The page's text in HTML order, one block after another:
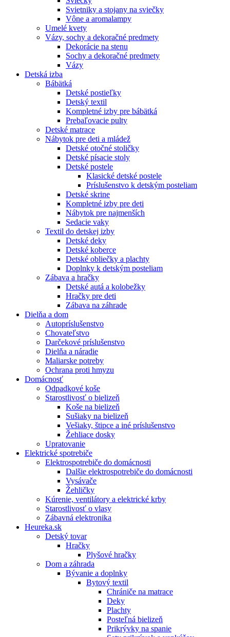
Svietniky a stojany na sviečky
Vône a aromalampy
Umelé kvety
Vázy, sochy a dekoračné predmety
Dekorácie na stenu
Sochy a dekoračné predmety
Vázy
Detská izba
Bábätká
Detské postieľky
Detský textil
Kompletné izby pre bábätká
Prebaľovacie pulty
Detské matrace
Nábytok pre deti a mládež
Detské otočné stoličky
Detské písacie stoly
Detské postele
Klasické detské postele
Príslušenstvo k detským posteliam
Detské skrine
Kompletné izby pre deti
Nábytok pre najmenších
Sedacie vaky
Textil do detskej izby
Detské deky
Detské koberce
Detské obliečky a plachty
Doplnky k detským posteliam
Zábava a hračky
Detské autá a kolobežky
Hračky pre deti
Zábava na záhrade
Dielňa a dom
Autopríslušenstvo
Chovateľstvo
Darčekové príslušenstvo
Dielňa a náradie
Maliarske potreby
Ochrana proti hmyzu
Domácnosť
Odpadkové koše
Starostlivosť o bielizeň
Koše na bielizeň
Sušiaky na bielizeň
Vešiaky, štipce a iné príslušenstvo
Žehliace dosky
Upratovanie
Elektrické spotrebiče
Elektrospotrebiče do domácnosti
Dalšie elektrospotrebiče do domácnosti
Vysávače
Žehličky
Kúrenie, ventilátory a elektrické krby
Starostlivosť o vlasy
Zábavná elektronika
Heureka.sk
Detský tovar
Hračky
Plyšové hračky
Dom a záhrada
Bývanie a doplnky
Bytový textil
Chrániče na matrace
Deky
Plachty
Posteľná bielizeň
Prikrývky na spanie